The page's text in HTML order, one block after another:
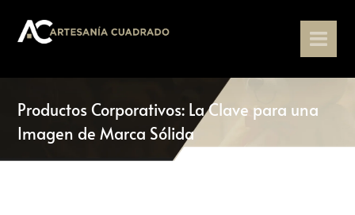
Productos Corporativos: La Clave para una
Imagen de Marca Sólida